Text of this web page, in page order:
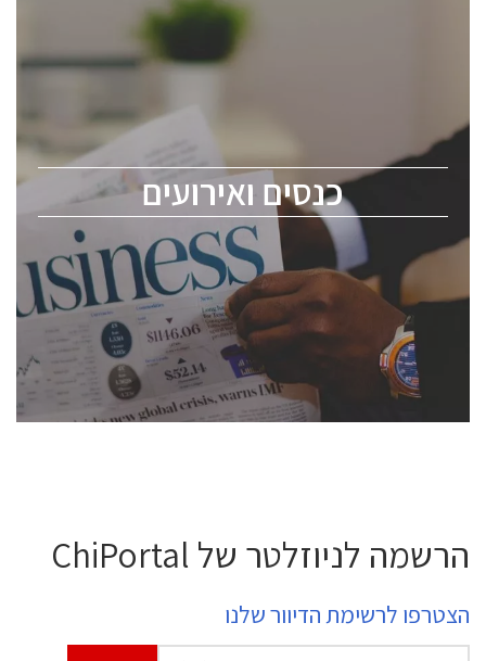
כנסים ואירועים
כנסים ואירועים
לכל העוסקים בתעשיית הסמיקונדקטור כולל מהנדסים,
מומחים מקצועיים ובכירים.
ChipEx2026 will be held on May 12-13, 2026. The
conference is intended for everyone involved in the
semiconductor industry, including engineers,
professional experts, and senior executives.
לחץ לפרטים
הרשמה לניוזלטר של ChiPortal
הצטרפו לרשימת הדיוור שלנו